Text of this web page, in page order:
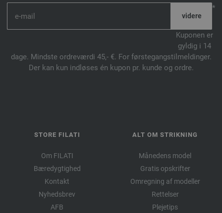
*
Kuponen er
gyldig i 14
dage. Mindste ordreværdi 45,- €. For førstegangstilmeldinger.
Der kan kun indløses én kupon pr. kunde og ordre.
STORE FILATI
Om FILATI
Bæredygtighed
Kontakt
Nyhedsbrev
AFB
ALT OM STRIKNING
Månedens model
Gratis opskrifter
Omregning af modeller
Rettelser
Plejetips